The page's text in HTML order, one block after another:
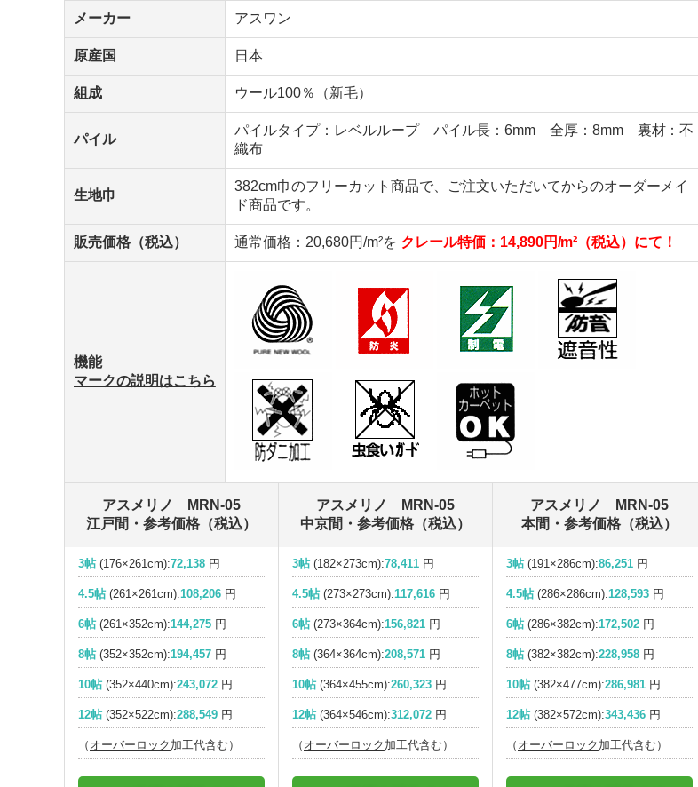
メーカー アスワン
原産国 日本
組成 ウール100％（新毛）
パイル
パイルタイプ：レベルループ パイル長：6mm 全厚：8mm 裏材：不
織布
生地巾
382cm巾のフリーカット商品で、ご注文いただいてからのオーダーメイ
ド商品です。
販売価格（税込） 通常価格：20,680円/m²を クレール特価：14,890円/m²（税込）にて！
機能
マークの説明はこちら
アスメリノ MRN-05
江戸間・参考価格（税込）
3帖(176×261cm):72,138円
4.5帖(261×261cm):108,206円
6帖(261×352cm):144,275円
8帖(352×352cm):194,457円
10帖(352×440cm):243,072円
12帖(352×522cm):288,549円
（ オーバーロック 加工代含む）
アスメリノ MRN-05
中京間・参考価格（税込）
3帖(182×273cm):78,411円
4.5帖(273×273cm):117,616円
6帖(273×364cm):156,821円
8帖(364×364cm):208,571円
10帖(364×455cm):260,323円
12帖(364×546cm):312,072円
（ オーバーロック 加工代含む）
アスメリノ MRN-05
本間・参考価格（税込）
3帖(191×286cm):86,251円
4.5帖(286×286cm):128,593円
6帖(286×382cm):172,502円
8帖(382×382cm):228,958円
10帖(382×477cm):286,981円
12帖(382×572cm):343,436円
（ オーバーロック 加工代含む）